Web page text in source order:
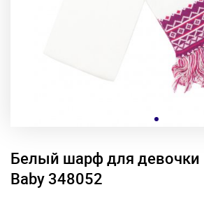
Белый шарф для девочки
Baby 348052